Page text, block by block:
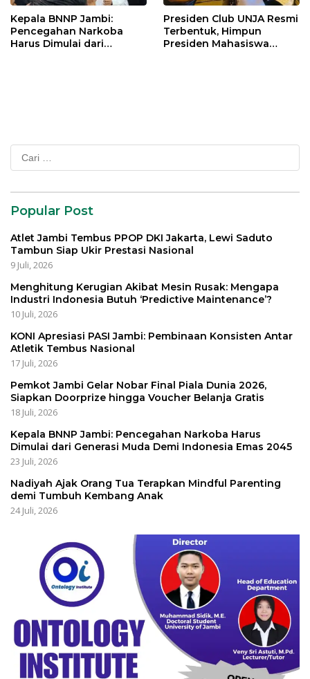
Kepala BNNP Jambi:
Pencegahan Narkoba
Harus Dimulai dari
Presiden Club UNJA Resmi
Terbentuk, Himpun
Presiden Mahasiswa
Popular Post
Atlet Jambi Tembus PPOP DKI Jakarta, Lewi Saduto
Tambun Siap Ukir Prestasi Nasional
9 Juli, 2026
Menghitung Kerugian Akibat Mesin Rusak: Mengapa
Industri Indonesia Butuh ‘Predictive Maintenance’?
10 Juli, 2026
KONI Apresiasi PASI Jambi: Pembinaan Konsisten Antar
Atletik Tembus Nasional
17 Juli, 2026
Pemkot Jambi Gelar Nobar Final Piala Dunia 2026,
Siapkan Doorprize hingga Voucher Belanja Gratis
18 Juli, 2026
Kepala BNNP Jambi: Pencegahan Narkoba Harus
Dimulai dari Generasi Muda Demi Indonesia Emas 2045
23 Juli, 2026
Nadiyah Ajak Orang Tua Terapkan Mindful Parenting
demi Tumbuh Kembang Anak
24 Juli, 2026